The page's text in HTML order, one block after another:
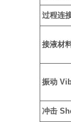
过程连
接液材
振动
冲击